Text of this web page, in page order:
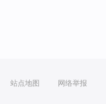
站点地图 网络举报